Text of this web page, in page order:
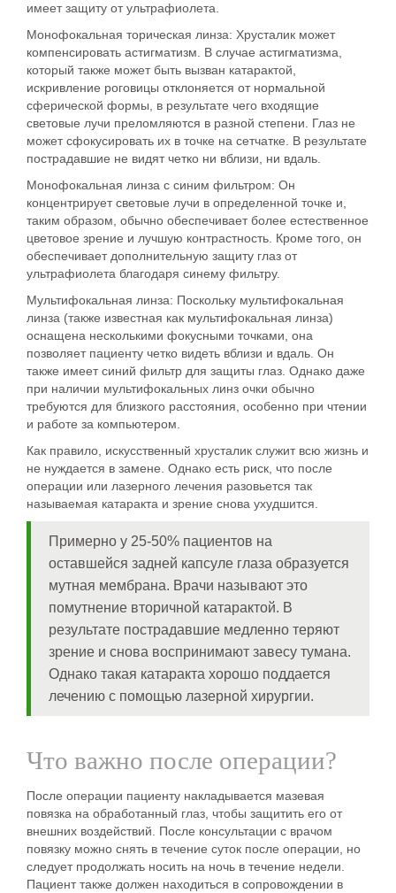
имеет защиту от ультрафиолета.
Монофокальная торическая линза: Хрусталик может
компенсировать астигматизм. В случае астигматизма,
который также может быть вызван катарактой,
искривление роговицы отклоняется от нормальной
сферической формы, в результате чего входящие
световые лучи преломляются в разной степени. Глаз не
может сфокусировать их в точке на сетчатке. В результате
пострадавшие не видят четко ни вблизи, ни вдаль.
Монофокальная линза с синим фильтром: Он
концентрирует световые лучи в определенной точке и,
таким образом, обычно обеспечивает более естественное
цветовое зрение и лучшую контрастность. Кроме того, он
обеспечивает дополнительную защиту глаз от
ультрафиолета благодаря синему фильтру.
Мультифокальная линза: Поскольку мультифокальная
линза (также известная как мультифокальная линза)
оснащена несколькими фокусными точками, она
позволяет пациенту четко видеть вблизи и вдаль. Он
также имеет синий фильтр для защиты глаз. Однако даже
при наличии мультифокальных линз очки обычно
требуются для близкого расстояния, особенно при чтении
и работе за компьютером.
Как правило, искусственный хрусталик служит всю жизнь и
не нуждается в замене. Однако есть риск, что после
операции или лазерного лечения разовьется так
называемая катаракта и зрение снова ухудшится.
Примерно у 25-50% пациентов на
оставшейся задней капсуле глаза образуется
мутная мембрана. Врачи называют это
помутнение вторичной катарактой. В
результате пострадавшие медленно теряют
зрение и снова воспринимают завесу тумана.
Однако такая катаракта хорошо поддается
лечению с помощью лазерной хирургии.
Что важно после операции?
После операции пациенту накладывается мазевая
повязка на обработанный глаз, чтобы защитить его от
внешних воздействий. После консультации с врачом
повязку можно снять в течение суток после операции, но
следует продолжать носить на ночь в течение недели.
Пациент также должен находиться в сопровождении в